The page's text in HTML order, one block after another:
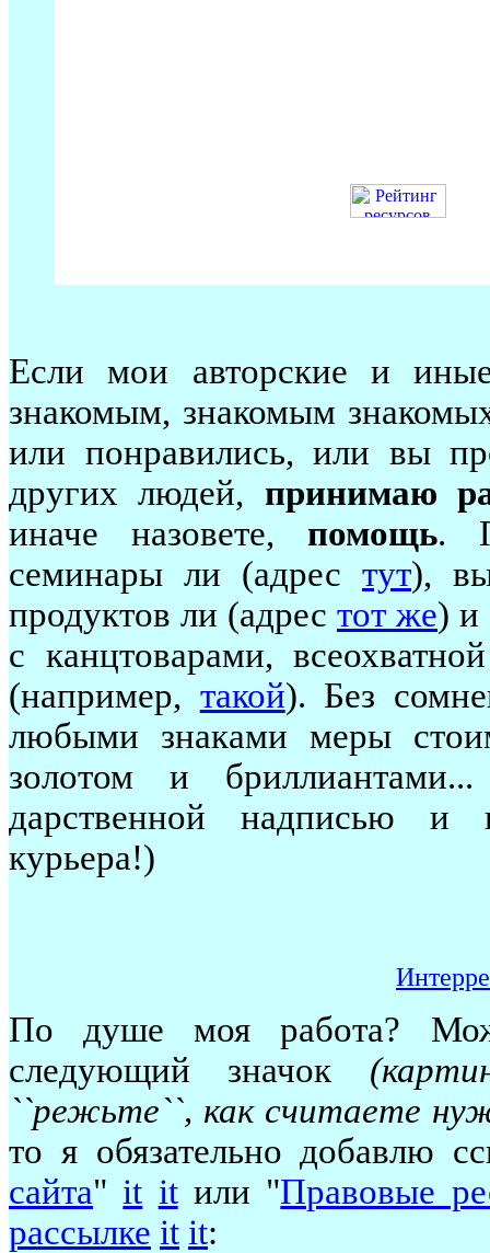
Если мои авторские и
знакомым, знакомым
или понравились, или вы
других людей, принимаю
иначе назовете, помощь.
семинары ли (адрес тут),
продуктов ли (адрес тот же) и
с канцтоварами,
(например, такой). Без
любыми знаками меры
золотом и
дарственной надписью и
курьера!)
По душе моя работа?
следующий значок
``режьте``, как считаете
то я обязательно добавлю
сайта" it itили "Правовые
рассылке it it: